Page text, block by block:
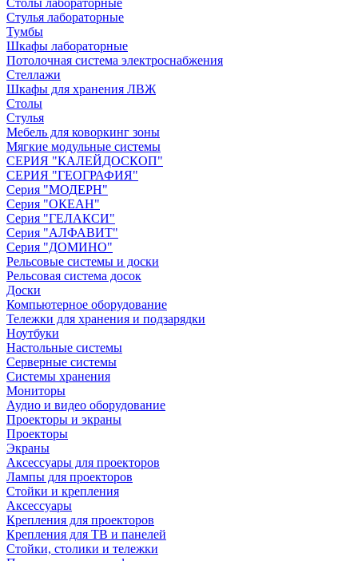
Столы лабораторные
Стулья лабораторные
Тумбы
Шкафы лабораторные
Потолочная система электроснабжения
Стеллажи
Шкафы для хранения ЛВЖ
Столы
Стулья
Мебель для коворкинг зоны
Мягкие модульные системы
СЕРИЯ "КАЛЕЙДОСКОП"
СЕРИЯ "ГЕОГРАФИЯ"
Серия "МОДЕРН"
Серия "ОКЕАН"
Серия "ГЕЛАКСИ"
Серия "АЛФАВИТ"
Серия "ДОМИНО"
Рельсовые системы и доски
Рельсовая система досок
Доски
Компьютерное оборудование
Тележки для хранения и подзарядки
Ноутбуки
Настольные системы
Серверные системы
Системы хранения
Мониторы
Аудио и видео оборудование
Проекторы и экраны
Проекторы
Экраны
Аксессуары для проекторов
Лампы для проекторов
Стойки и крепления
Аксессуары
Крепления для проекторов
Крепления для ТВ и панелей
Стойки, столики и тележки